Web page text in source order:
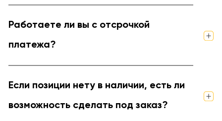
Работаете ли вы с отсрочкой
платежа?
Если позиции нету в наличии, есть ли
возможность сделать под заказ?